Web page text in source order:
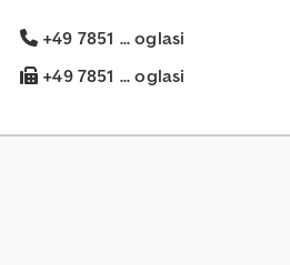
+49 7851 ... oglasi
+49 7851 ... oglasi